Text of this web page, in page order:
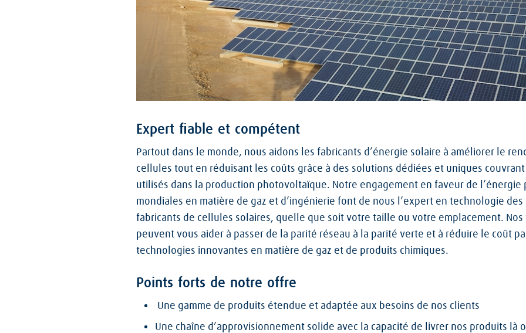
Expert fiable et compétent
Partout dans le monde, nous aidons les fabricants d’énergie solaire à améliorer le
cellules tout en réduisant les coûts grâce à des solutions dédiées et uniques
utilisés dans la production photovoltaïque. Notre engagement en faveur de l’énergie
mondiales en matière de gaz et d’ingénierie font de nous l’expert en technologie
fabricants de cellules solaires, quelle que soit votre taille ou votre emplacement.
peuvent vous aider à passer de la parité réseau à la parité verte et à réduire le coût
technologies innovantes en matière de gaz et de produits chimiques.
Points forts de notre offre
Une gamme de produits étendue et adaptée aux besoins de nos clients
Une chaîne d’approvisionnement solide avec la capacité de livrer nos produits là